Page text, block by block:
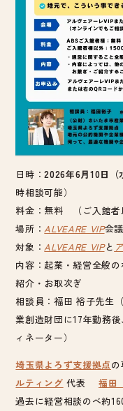
日時：2026年6月10日（
時相談可能）
料金：無料 （ご入館者
場所： ALVEARE VIP会
対象： ALVEARE VIPと
内容：起業・経営全般
紹介・お取次ぎ
相談員：福田 裕子先生
業創造財団に17年勤務
ィネーター）
埼玉県よろず支援拠点
ルティング 代表 福田
過去に経営相談のべ約